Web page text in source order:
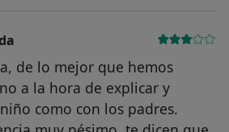
de lo mejor que hemos
a la hora de explicar y
como con los padres.